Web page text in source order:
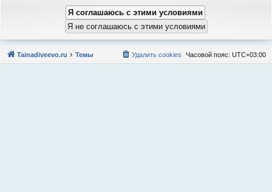
Tainadiveevo.ru Темы Часовой пояс: UTC+03:00
Удалить cookies